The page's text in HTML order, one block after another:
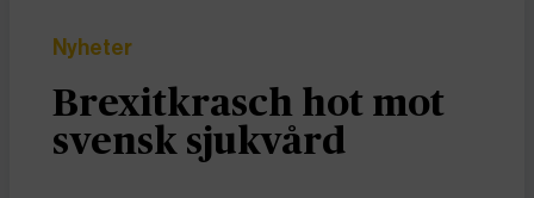
Nyheter
Brexitkrasch hot mot
svensk sjukvård